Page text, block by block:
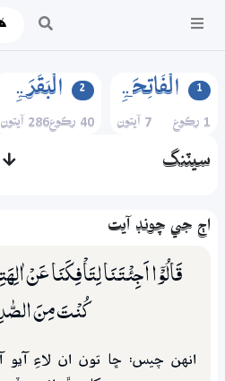
1 الۡفَاتِحَۃِ
1 رڪوع 7 آيتون
2 الۡبَقَرَۃِ
40 رڪوع 286 آيتون
سيٽنگ
اڄ جي چونڊ آيت
قَالُوْٓا اَجِئْتَـنَا لِتَاْفِكَنَا عَنْ
كُنْتَ مِنَ
انهن چيس: ڇا تون ان لاءِ آيو